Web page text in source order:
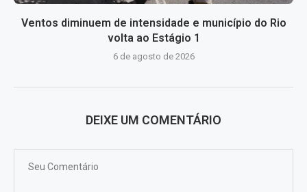
Ventos diminuem de intensidade e município do Rio
volta ao Estágio 1
6 de agosto de 2026
DEIXE UM COMENTÁRIO